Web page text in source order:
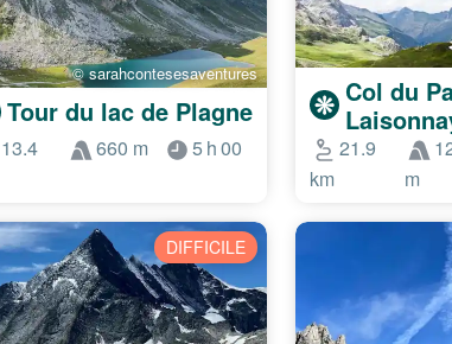
© sarahcontesesaventures
Tour du lac de Plagne
13.4
660 m 5 h 00
Col du
21.9
km
m
DIFFICILE